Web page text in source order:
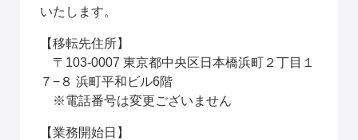
いたします。
【移転先住所】
〒103-0007 東京都中央区日本橋浜町２丁目１
７−８ 浜町平和ビル6階
※電話番号は変更ございません
【業務開始日】